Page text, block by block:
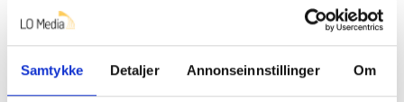
Samtykke Detaljer Annonseinnstillinger Om